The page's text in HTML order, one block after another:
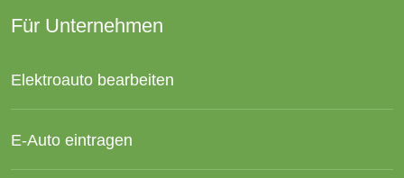
Für Unternehmen
Elektroauto bearbeiten
E-Auto eintragen